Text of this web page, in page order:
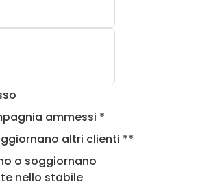
ammessi *
altri clienti **
o soggiornano
nello stabile